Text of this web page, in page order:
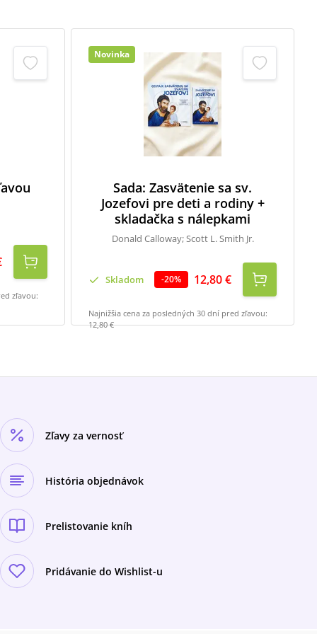
zľavou:
Novinka
Sada: Zasvätenie sa sv.
Jozefovi pre deti a rodiny +
skladačka s nálepkami
Donald Calloway; Scott L. Smith Jr.
Skladom -20% 12,80 €
Najnižšia cena za posledných 30 dní pred zľavou:
12,80 €
Zľavy za vernosť
História objednávok
Prelistovanie kníh
Pridávanie do Wishlist-u